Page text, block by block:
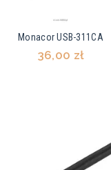
Monacor USB-311CA
36,00 zł